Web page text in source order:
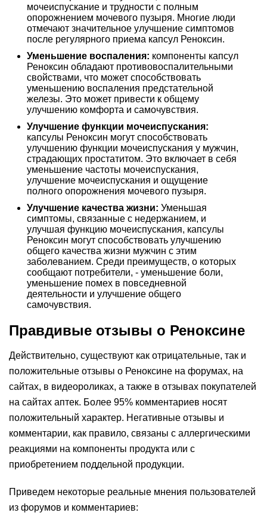
мочеиспускание и трудности с полным
опорожнением мочевого пузыря. Многие люди
отмечают значительное улучшение симптомов
после регулярного приема капсул Реноксин.
Уменьшение воспаления: компоненты капсул
Реноксин обладают противовоспалительными
свойствами, что может способствовать
уменьшению воспаления предстательной
железы. Это может привести к общему
улучшению комфорта и самочувствия.
Улучшение функции мочеиспускания:
капсулы Реноксин могут способствовать
улучшению функции мочеиспускания у мужчин,
страдающих простатитом. Это включает в себя
уменьшение частоты мочеиспускания,
улучшение мочеиспускания и ощущение
полного опорожнения мочевого пузыря.
Улучшение качества жизни: Уменьшая
симптомы, связанные с недержанием, и
улучшая функцию мочеиспускания, капсулы
Реноксин могут способствовать улучшению
общего качества жизни мужчин с этим
заболеванием. Среди преимуществ, о которых
сообщают потребители, - уменьшение боли,
уменьшение помех в повседневной
деятельности и улучшение общего
самочувствия.
Правдивые отзывы о Реноксине
Действительно, существуют как отрицательные, так и
положительные отзывы о Реноксине на форумах, на
сайтах, в видеороликах, а также в отзывах покупателей
на сайтах аптек. Более 95% комментариев носят
положительный характер. Негативные отзывы и
комментарии, как правило, связаны с аллергическими
реакциями на компоненты продукта или с
приобретением поддельной продукции.
Приведем некоторые реальные мнения пользователей
из форумов и комментариев: